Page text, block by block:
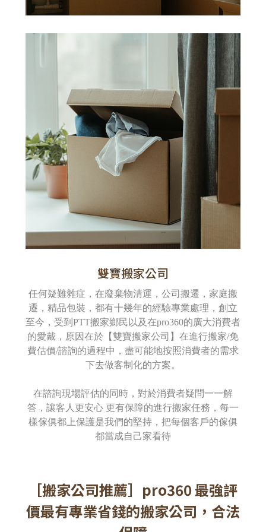
雙寶搬家公司
任何疑難雜症，在廢棄物清運，公司搬遷，家庭搬
遷，精品包裝，都有十幾年的經驗專業處理，創立
至今，受到PTT搬家鄉民以及在pro360的廣大消費者
的愛戴，原因在於【雙寶搬家公司】在進行搬家/免
費估價/諮詢的過程中，盡可能地按照消費者的需求
下去做客制化的方案。
在諮詢現場評估的同時，對於消費者疑問一一解
答，讓客人更安心 更有保障的進行搬家任務，每一
樣傢俱都上保護是我們的堅持，把每個客戶的傢俱
都當成自己家看待
［搬家公司推薦］pro360 最強評
價最有專業省錢的搬家公司，合法